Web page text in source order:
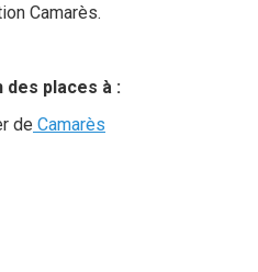
Camarès.
places à :
de Camarès